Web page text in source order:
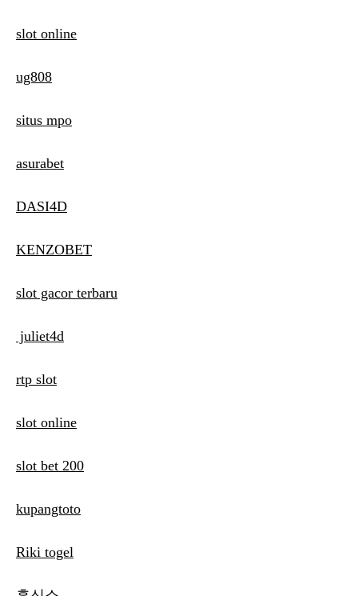
slot online
ug808
situs mpo
asurabet
DASI4D
KENZOBET
slot gacor terbaru
juliet4d
rtp slot
slot online
slot bet 200
kupangtoto
Riki togel